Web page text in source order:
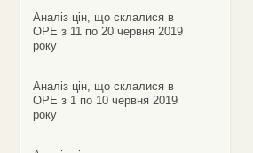
Аналіз цін, що склалися в
ОРЕ з 11 по 20 червня 2019
року
Аналіз цін, що склалися в
ОРЕ з 1 по 10 червня 2019
року